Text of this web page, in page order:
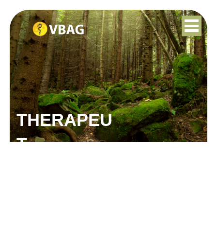
THERAPEU
T